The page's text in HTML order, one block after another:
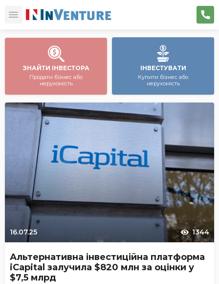
ЗНАЙТИ ІНВЕСТОРА
Продати бізнес або
нерухомість
ІНВЕСТУВАТИ
Купити бізнес або
нерухомість
16.07.25 1344
Альтернативна інвестиційна платформа
iCapital залучила $820 млн за оцінки у
$7,5 млрд